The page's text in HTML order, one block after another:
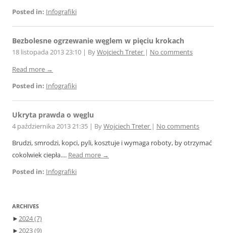
Posted in: Infografiki
Bezbolesne ogrzewanie węglem w pięciu krokach
18 listopada 2013 23:10 | ByWojciech Treter | No comments
Read more →
Posted in: Infografiki
Ukryta prawda o węglu
4 października 2013 21:35 | ByWojciech Treter | No comments
Brudzi, smrodzi, kopci, pyli, kosztuje i wymaga roboty, by otrzymać
cokolwiek ciepła.... Read more →
Posted in: Infografiki
ARCHIVES
►2024(7)
►2023(9)